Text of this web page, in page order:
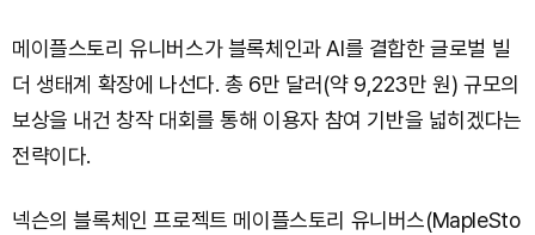
메이플스토리 유니버스가 블록체인과 AI를 결합한 글로벌 빌
더 생태계 확장에 나선다. 총 6만 달러(약 9,223만 원) 규모의
보상을 내건 창작 대회를 통해 이용자 참여 기반을 넓히겠다는
전략이다.
넥슨의 블록체인 프로젝트 메이플스토리 유니버스(MapleSto